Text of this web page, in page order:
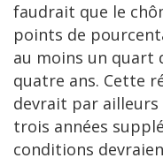
faudrait que le
points de
au moins un quart
quatre ans. Cette
devrait par
trois années
conditions